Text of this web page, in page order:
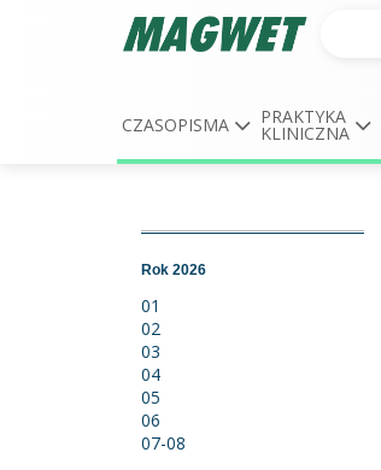
CZASOPISMA PRAKTYKA
KLINICZNA
Rok 2026
01
02
03
04
05
06
07-08